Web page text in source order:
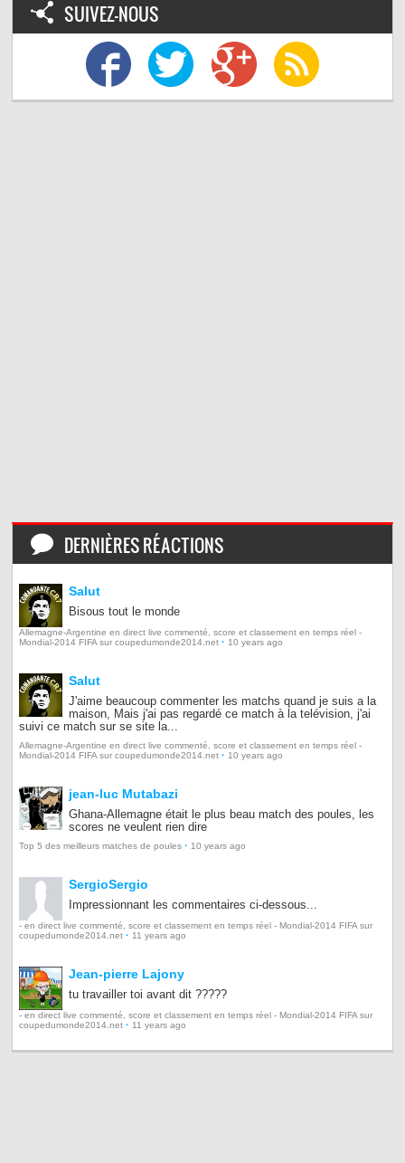
SUIVEZ-NOUS
DERNIÈRES RÉACTIONS
Salut
Bisous tout le monde
Allemagne-Argentine en direct live commenté, score et classement en temps réel -
Mondial-2014 FIFA sur coupedumonde2014.net · 10 years ago
Salut
J'aime beaucoup commenter les matchs quand je suis a la
maison, Mais j'ai pas regardé ce match à la telévision, j'ai
suivi ce match sur se site la...
Allemagne-Argentine en direct live commenté, score et classement en temps réel -
Mondial-2014 FIFA sur coupedumonde2014.net · 10 years ago
jean-luc Mutabazi
Ghana-Allemagne était le plus beau match des poules, les
scores ne veulent rien dire
Top 5 des meilleurs matches de poules · 10 years ago
SergioSergio
Impressionnant les commentaires ci-dessous...
- en direct live commenté, score et classement en temps réel - Mondial-2014 FIFA sur
coupedumonde2014.net · 11 years ago
Jean-pierre Lajony
tu travailler toi avant dit ?????
- en direct live commenté, score et classement en temps réel - Mondial-2014 FIFA sur
coupedumonde2014.net · 11 years ago